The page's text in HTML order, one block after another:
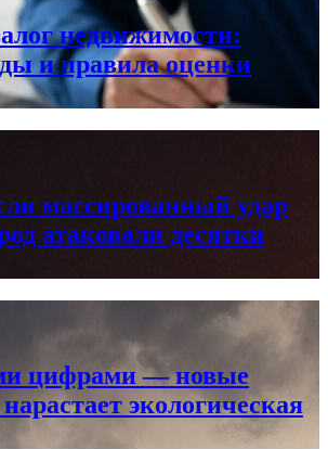
недвижимости:
и правила оценки
массированный удар
атаковали десятки
цифрами — новые
экологическая